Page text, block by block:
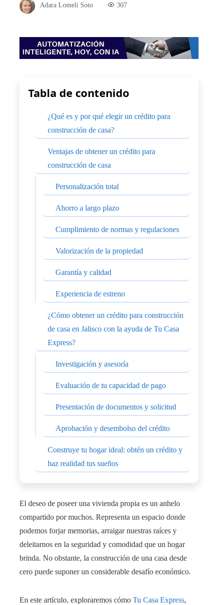
Adara Lomeli Soto 307
Tabla de contenido
¿Qué es y por qué elegir un crédito para
construcción de casa?
Ventajas de obtener un crédito para
construcción de casa
Personalización total
Ahorro a largo plazo
Cumplimiento de normas y regulaciones
Valorización de la propiedad
Garantía y calidad
Experiencia de estreno
¿Cómo obtener un crédito para construcción
de casa en Jalisco con la ayuda de Tu Casa
Express?
Investigación y asesoría
Evaluación de tu capacidad de pago
Presentación de documentos y solicitud
Aprobación y desembolso del crédito
Construye tu hogar ideal: obtén un crédito y
haz realidad tus sueños
El deseo de poseer una vivienda propia es un anhelo
compartido por muchos. Representa un espacio donde
podemos forjar memorias, arraigar nuestras raíces y
deleitarnos en la seguridad y comodidad que un hogar
brinda. No obstante, la construcción de una casa desde
cero puede suponer un considerable desafío económico.
En este artículo, exploraremos cómo Tu Casa Express,